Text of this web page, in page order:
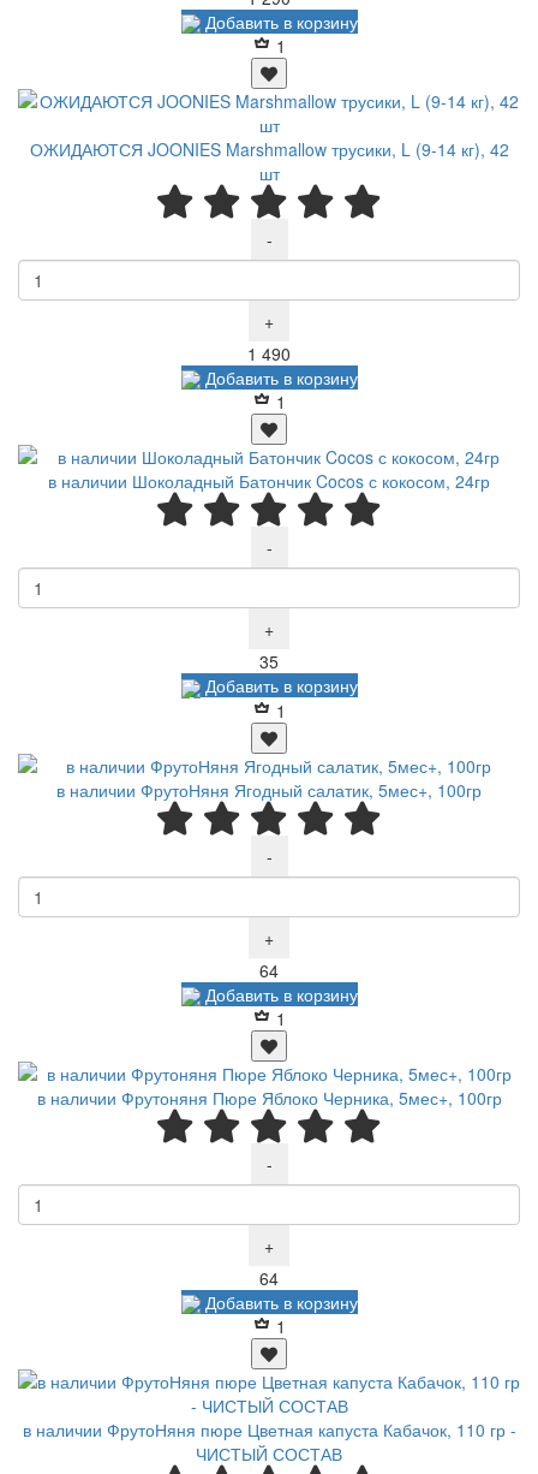
Добавить в корзину
1
ОЖИДАЮТСЯ JOONIES Marshmallow трусики, L (9-14 кг), 42
шт
-
+
1 490
Добавить в корзину
1
в наличии Шоколадный Батончик Cocos с кокосом, 24гр
-
+
35Р
Добавить в корзину
1
в наличии ФрутоНяня Ягодный салатик, 5мес+, 100гр
-
+
64Р
Добавить в корзину
1
в наличии Фрутоняня Пюре Яблоко Черника, 5мес+, 100гр
-
+
64Р
Добавить в корзину
1
в наличии ФрутоНяня пюре Цветная капуста Кабачок, 110 гр -
ЧИСТЫЙ СОСТАВ